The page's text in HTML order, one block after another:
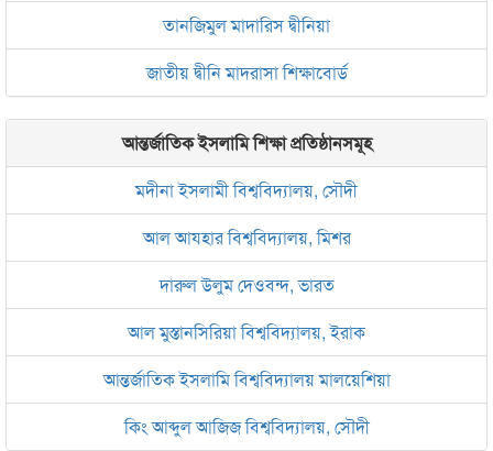
তানজিমুল মাদারিস দ্বীনিয়া
জাতীয় দ্বীনি মাদরাসা শিক্ষাবোর্ড
আন্তর্জাতিক ইসলামি শিক্ষা প্রতিষ্ঠানসমূহ
মদীনা ইসলামী বিশ্ববিদ্যালয়, সৌদী
আল আযহার বিশ্ববিদ্যালয়, মিশর
দারুল উলুম দেওবন্দ, ভারত
আল মুস্তানসিরিয়া বিশ্ববিদ্যালয়, ইরাক
আন্তর্জাতিক ইসলামি বিশ্ববিদ্যালয় মালয়েশিয়া
কিং আব্দুল আজিজ বিশ্ববিদ্যালয়, সৌদী